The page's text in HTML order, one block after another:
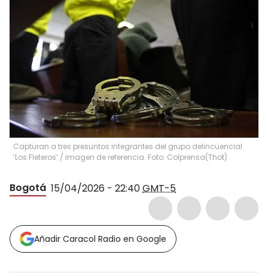
Capturan a tres presuntos integrantes del grupo delincuencial
‘Los Fleteros’ / imagen de referencia. Foto: Colprensa(Thot)
Bogotá 15/04/2026 - 22:40GMT-5
Añadir Caracol Radio en Google